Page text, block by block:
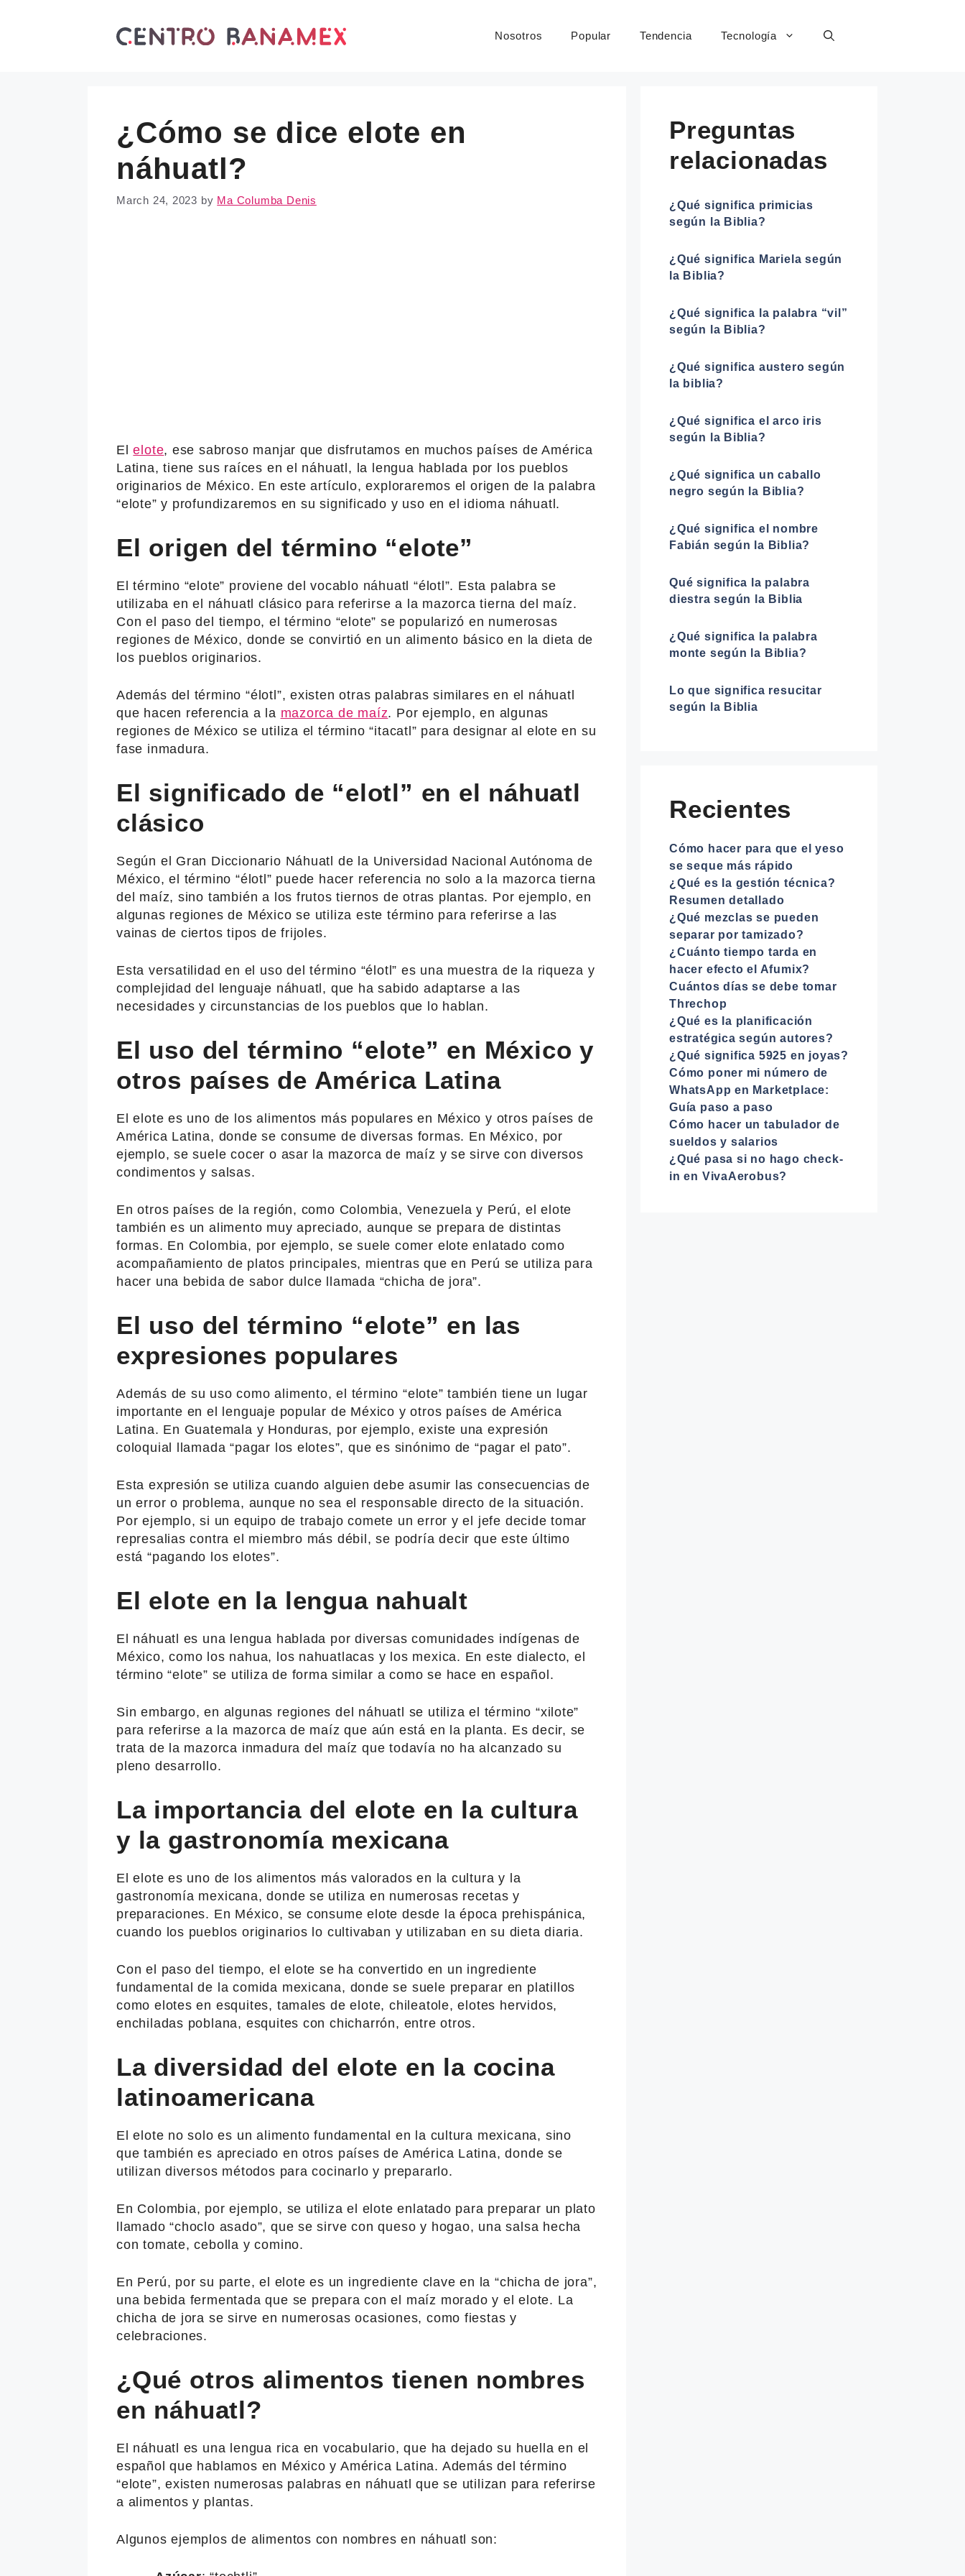
Nosotros Popular Tendencia Tecnología
¿Cómo se dice elote en
náhuatl?
March 24, 2023 by Ma Columba Denis
Elelote, ese sabroso manjar que disfrutamos en muchos países de América
Latina, tiene sus raíces en el náhuatl, la lengua hablada por los pueblos
originarios de México. En este artículo, exploraremos el origen de la palabra
“elote” y profundizaremos en su significado y uso en el idioma náhuatl.
El origen del término “elote”
El término “elote” proviene del vocablo náhuatl “élotl”. Esta palabra se
utilizaba en el náhuatl clásico para referirse a la mazorca tierna del maíz.
Con el paso del tiempo, el término “elote” se popularizó en numerosas
regiones de México, donde se convirtió en un alimento básico en la dieta de
los pueblos originarios.
Además del término “élotl”, existen otras palabras similares en el náhuatl
que hacen referencia a la mazorca de maíz. Por ejemplo, en algunas
regiones de México se utiliza el término “itacatl” para designar al elote en su
fase inmadura.
El significado de “elotl” en el náhuatl
clásico
Según el Gran Diccionario Náhuatl de la Universidad Nacional Autónoma de
México, el término “élotl” puede hacer referencia no solo a la mazorca tierna
del maíz, sino también a los frutos tiernos de otras plantas. Por ejemplo, en
algunas regiones de México se utiliza este término para referirse a las
vainas de ciertos tipos de frijoles.
Esta versatilidad en el uso del término “élotl” es una muestra de la riqueza y
complejidad del lenguaje náhuatl, que ha sabido adaptarse a las
necesidades y circunstancias de los pueblos que lo hablan.
El uso del término “elote” en México y
otros países de América Latina
El elote es uno de los alimentos más populares en México y otros países de
América Latina, donde se consume de diversas formas. En México, por
ejemplo, se suele cocer o asar la mazorca de maíz y se sirve con diversos
condimentos y salsas.
En otros países de la región, como Colombia, Venezuela y Perú, el elote
también es un alimento muy apreciado, aunque se prepara de distintas
formas. En Colombia, por ejemplo, se suele comer elote enlatado como
acompañamiento de platos principales, mientras que en Perú se utiliza para
hacer una bebida de sabor dulce llamada “chicha de jora”.
El uso del término “elote” en las
expresiones populares
Además de su uso como alimento, el término “elote” también tiene un lugar
importante en el lenguaje popular de México y otros países de América
Latina. En Guatemala y Honduras, por ejemplo, existe una expresión
coloquial llamada “pagar los elotes”, que es sinónimo de “pagar el pato”.
Esta expresión se utiliza cuando alguien debe asumir las consecuencias de
un error o problema, aunque no sea el responsable directo de la situación.
Por ejemplo, si un equipo de trabajo comete un error y el jefe decide tomar
represalias contra el miembro más débil, se podría decir que este último
está “pagando los elotes”.
El elote en la lengua nahualt
El náhuatl es una lengua hablada por diversas comunidades indígenas de
México, como los nahua, los nahuatlacas y los mexica. En este dialecto, el
término “elote” se utiliza de forma similar a como se hace en español.
Sin embargo, en algunas regiones del náhuatl se utiliza el término “xilote”
para referirse a la mazorca de maíz que aún está en la planta. Es decir, se
trata de la mazorca inmadura del maíz que todavía no ha alcanzado su
pleno desarrollo.
La importancia del elote en la cultura
y la gastronomía mexicana
El elote es uno de los alimentos más valorados en la cultura y la
gastronomía mexicana, donde se utiliza en numerosas recetas y
preparaciones. En México, se consume elote desde la época prehispánica,
cuando los pueblos originarios lo cultivaban y utilizaban en su dieta diaria.
Con el paso del tiempo, el elote se ha convertido en un ingrediente
fundamental de la comida mexicana, donde se suele preparar en platillos
como elotes en esquites, tamales de elote, chileatole, elotes hervidos,
enchiladas poblana, esquites con chicharrón, entre otros.
La diversidad del elote en la cocina
latinoamericana
El elote no solo es un alimento fundamental en la cultura mexicana, sino
que también es apreciado en otros países de América Latina, donde se
utilizan diversos métodos para cocinarlo y prepararlo.
En Colombia, por ejemplo, se utiliza el elote enlatado para preparar un plato
llamado “choclo asado”, que se sirve con queso y hogao, una salsa hecha
con tomate, cebolla y comino.
En Perú, por su parte, el elote es un ingrediente clave en la “chicha de jora”,
una bebida fermentada que se prepara con el maíz morado y el elote. La
chicha de jora se sirve en numerosas ocasiones, como fiestas y
celebraciones.
¿Qué otros alimentos tienen nombres
en náhuatl?
El náhuatl es una lengua rica en vocabulario, que ha dejado su huella en el
español que hablamos en México y América Latina. Además del término
“elote”, existen numerosas palabras en náhuatl que se utilizan para referirse
a alimentos y plantas.
Algunos ejemplos de alimentos con nombres en náhuatl son:
Preguntas
relacionadas
¿Qué significa primicias
según la Biblia?
¿Qué significa Mariela según
la Biblia?
¿Qué significa la palabra “vil”
según la Biblia?
¿Qué significa austero según
la biblia?
¿Qué significa el arco iris
según la Biblia?
¿Qué significa un caballo
negro según la Biblia?
¿Qué significa el nombre
Fabián según la Biblia?
Qué significa la palabra
diestra según la Biblia
¿Qué significa la palabra
monte según la Biblia?
Lo que significa resucitar
según la Biblia
Recientes
Cómo hacer para que el yeso
se seque más rápido
¿Qué es la gestión técnica?
Resumen detallado
¿Qué mezclas se pueden
separar por tamizado?
¿Cuánto tiempo tarda en
hacer efecto el Afumix?
Cuántos días se debe tomar
Threchop
¿Qué es la planificación
estratégica según autores?
¿Qué significa 5925 en joyas?
Cómo poner mi número de
WhatsApp en Marketplace:
Guía paso a paso
Cómo hacer un tabulador de
sueldos y salarios
¿Qué pasa si no hago check-
in en VivaAerobus?